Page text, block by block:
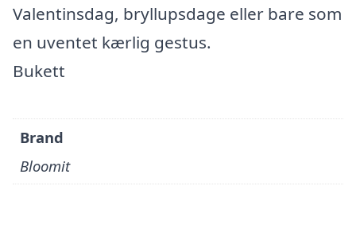
Valentinsdag, bryllupsdage eller bare som
en uventet kærlig gestus.
Bukett
Brand
Bloomit